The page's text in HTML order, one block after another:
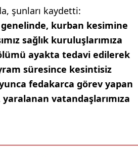
şunları kaydetti:
kurban kesimine
sağlık kuruluşlarımıza
ayakta tedavi edilerek
süresince kesintisiz
fedakarca görev yapan
vatandaşlarımıza